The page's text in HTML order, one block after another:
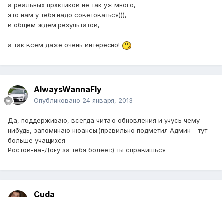
а реальных практиков не так уж много,
это нам у тебя надо советоваться))),
в общем ждем результатов,
а так всем даже очень интересно!
AlwaysWannaFly
Опубликовано 24 января, 2013
Да, поддерживаю, всегда читаю обновления и учусь чему-
нибудь, запоминаю нюансы:)правильно подметил Админ - тут
больше учащихся
Ростов-на-Дону за тебя болеет:) ты справишься
Cuda